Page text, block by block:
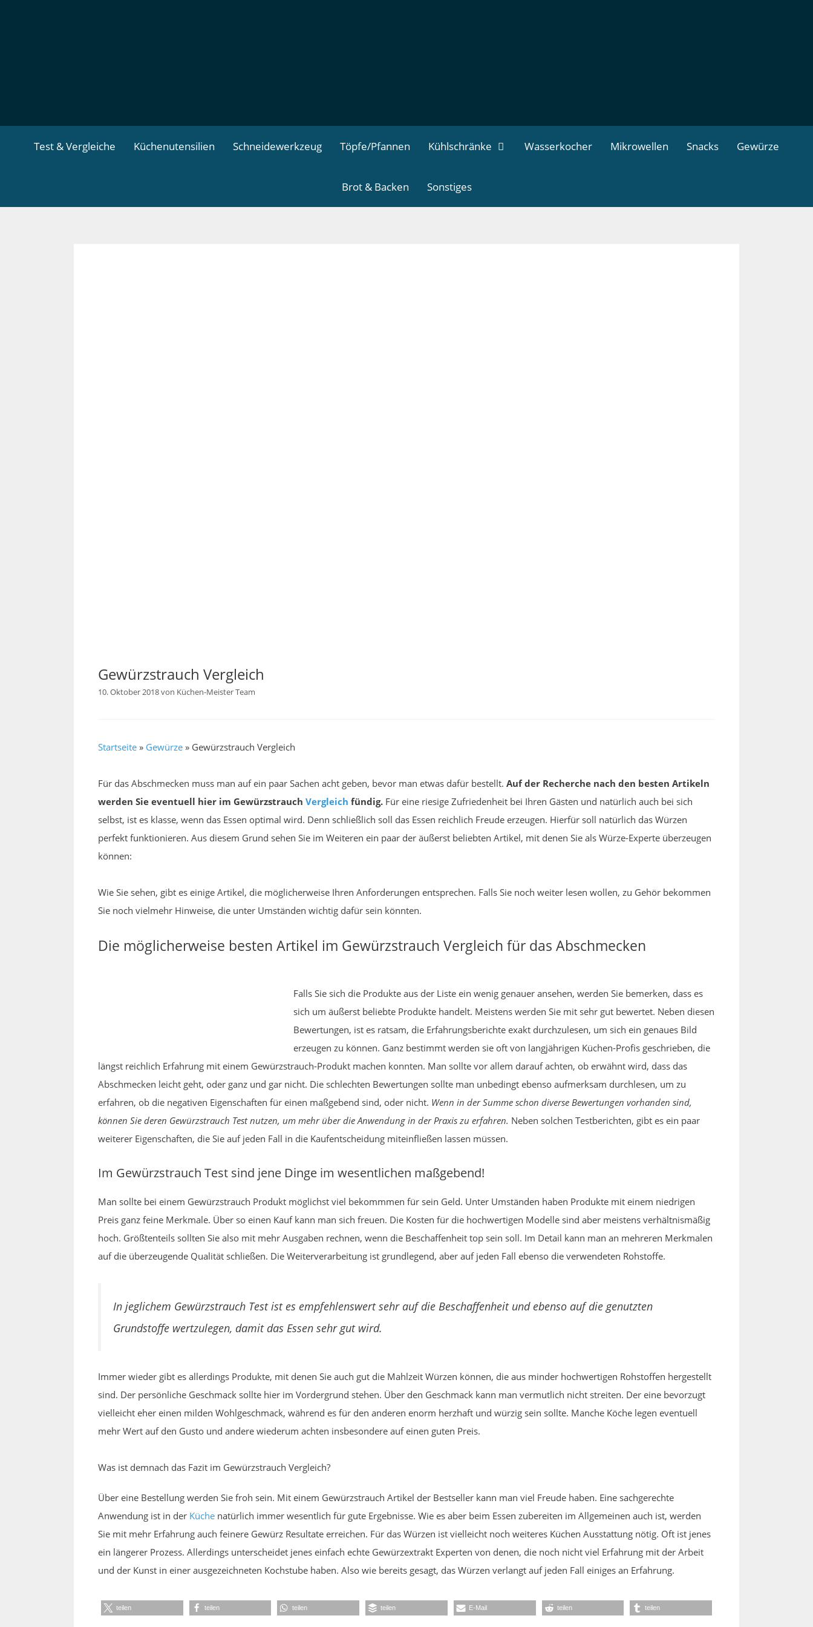
Test & Vergleiche Küchenutensilien Schneidewerkzeug Töpfe/Pfannen Kühlschränke Wasserkocher Mikrowellen Snacks Gewürze
Brot & Backen Sonstiges
Gewürzstrauch Vergleich
10. Oktober 2018von Küchen-Meister Team
Startseite » Gewürze » Gewürzstrauch Vergleich
Für das Abschmecken muss man auf ein paar Sachen acht geben, bevor man etwas dafür bestellt. Auf der Recherche nach den besten Artikeln
werden Sie eventuell hier im Gewürzstrauch Vergleich fündig. Für eine riesige Zufriedenheit bei Ihren Gästen und natürlich auch bei sich
selbst, ist es klasse, wenn das Essen optimal wird. Denn schließlich soll das Essen reichlich Freude erzeugen. Hierfür soll natürlich das Würzen
perfekt funktionieren. Aus diesem Grund sehen Sie im Weiteren ein paar der äußerst beliebten Artikel, mit denen Sie als Würze-Experte überzeugen
können:
Wie Sie sehen, gibt es einige Artikel, die möglicherweise Ihren Anforderungen entsprechen. Falls Sie noch weiter lesen wollen, zu Gehör bekommen
Sie noch vielmehr Hinweise, die unter Umständen wichtig dafür sein könnten.
Die möglicherweise besten Artikel im Gewürzstrauch Vergleich für das Abschmecken
Falls Sie sich die Produkte aus der Liste ein wenig genauer ansehen, werden Sie bemerken, dass es
sich um äußerst beliebte Produkte handelt. Meistens werden Sie mit sehr gut bewertet. Neben diesen
Bewertungen, ist es ratsam, die Erfahrungsberichte exakt durchzulesen, um sich ein genaues Bild
erzeugen zu können. Ganz bestimmt werden sie oft von langjährigen Küchen-Profis geschrieben, die
längst reichlich Erfahrung mit einem Gewürzstrauch-Produkt machen konnten. Man sollte vor allem darauf achten, ob erwähnt wird, dass das
Abschmecken leicht geht, oder ganz und gar nicht. Die schlechten Bewertungen sollte man unbedingt ebenso aufmerksam durchlesen, um zu
erfahren, ob die negativen Eigenschaften für einen maßgebend sind, oder nicht. Wenn in der Summe schon diverse Bewertungen vorhanden sind,
können Sie deren Gewürzstrauch Test nutzen, um mehr über die Anwendung in der Praxis zu erfahren. Neben solchen Testberichten, gibt es ein paar
weiterer Eigenschaften, die Sie auf jeden Fall in die Kaufentscheidung miteinfließen lassen müssen.
Im Gewürzstrauch Test sind jene Dinge im wesentlichen maßgebend!
Man sollte bei einem Gewürzstrauch Produkt möglichst viel bekommmen für sein Geld. Unter Umständen haben Produkte mit einem niedrigen
Preis ganz feine Merkmale. Über so einen Kauf kann man sich freuen. Die Kosten für die hochwertigen Modelle sind aber meistens verhältnismäßig
hoch. Größtenteils sollten Sie also mit mehr Ausgaben rechnen, wenn die Beschaffenheit top sein soll. Im Detail kann man an mehreren Merkmalen
auf die überzeugende Qualität schließen. Die Weiterverarbeitung ist grundlegend, aber auf jeden Fall ebenso die verwendeten Rohstoffe.
In jeglichem Gewürzstrauch Test ist es empfehlenswert sehr auf die Beschaffenheit und ebenso auf die genutzten
Grundstoffe wertzulegen, damit das Essen sehr gut wird.
Immer wieder gibt es allerdings Produkte, mit denen Sie auch gut die Mahlzeit Würzen können, die aus minder hochwertigen Rohstoffen hergestellt
sind. Der persönliche Geschmack sollte hier im Vordergrund stehen. Über den Geschmack kann man vermutlich nicht streiten. Der eine bevorzugt
vielleicht eher einen milden Wohlgeschmack, während es für den anderen enorm herzhaft und würzig sein sollte. Manche Köche legen eventuell
mehr Wert auf den Gusto und andere wiederum achten insbesondere auf einen guten Preis.
Was ist demnach das Fazit im Gewürzstrauch Vergleich?
Über eine Bestellung werden Sie froh sein. Mit einem Gewürzstrauch Artikel der Bestseller kann man viel Freude haben. Eine sachgerechte
Anwendung ist in der Küche natürlich immer wesentlich für gute Ergebnisse. Wie es aber beim Essen zubereiten im Allgemeinen auch ist, werden
Sie mit mehr Erfahrung auch feinere Gewürz Resultate erreichen. Für das Würzen ist vielleicht noch weiteres Küchen Ausstattung nötig. Oft ist jenes
ein längerer Prozess. Allerdings unterscheidet jenes einfach echte Gewürzextrakt Experten von denen, die noch nicht viel Erfahrung mit der Arbeit
und der Kunst in einer ausgezeichneten Kochstube haben. Also wie bereits gesagt, das Würzen verlangt auf jeden Fall einiges an Erfahrung.
teilen teilen teilen teilen E-Mail teilen teilen